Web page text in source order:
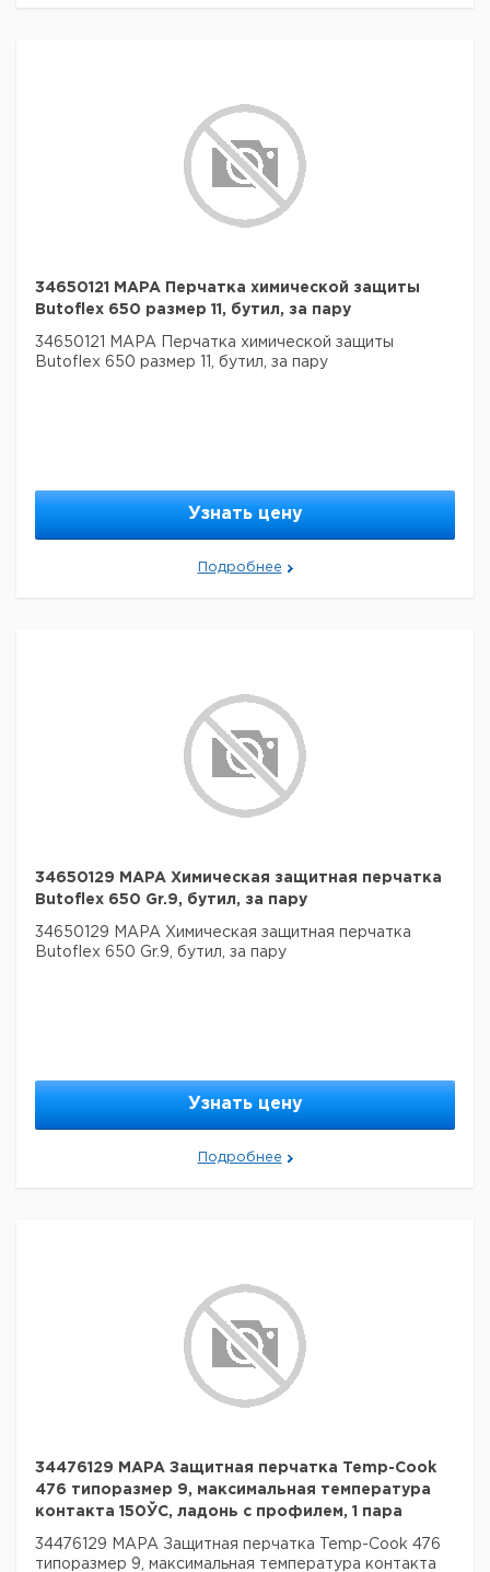
34650121 MAPA Перчатка химической защиты
Butoflex 650 размер 11, бутил, за пару
34650121 MAPA Перчатка химической защиты
Butoflex 650 размер 11, бутил, за пару
Узнать цену
Подробнее
34650129 MAPA Химическая защитная перчатка
Butoflex 650 Gr.9, бутил, за пару
34650129 MAPA Химическая защитная перчатка
Butoflex 650 Gr.9, бутил, за пару
Узнать цену
Подробнее
34476129 MAPA Защитная перчатка Temp-Cook
476 типоразмер 9, максимальная температура
контакта 150ЎC, ладонь с профилем, 1 пара
34476129 MAPA Защитная перчатка Temp-Cook 476
типоразмер 9, максимальная температура контакта